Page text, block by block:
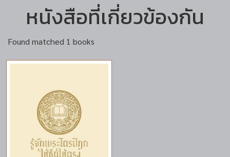
หนังสือที่เกี่ยวข้องกัน
Found matched 1 books